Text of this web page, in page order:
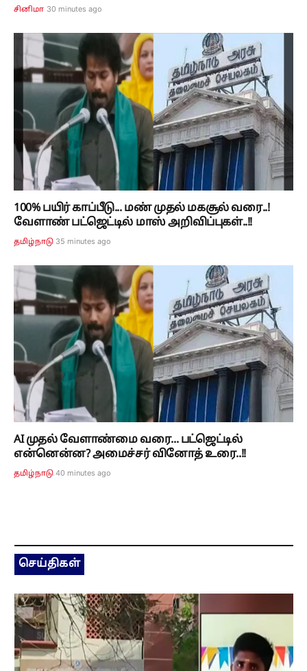
சினிமா 30 minutes ago
100% பயிர் காப்பீடு... மண் முதல் மகசூல் வரை..!
வேளாண் பட்ஜெட்டில் மாஸ் அறிவிப்புகள்..!!
தமிழ்நாடு 36 minutes ago
AI முதல் வேளாண்மை வரை... பட்ஜெட்டில்
என்னென்ன? அமைச்சர் வினோத் உரை..!!
தமிழ்நாடு 40 minutes ago
செய்திகள்